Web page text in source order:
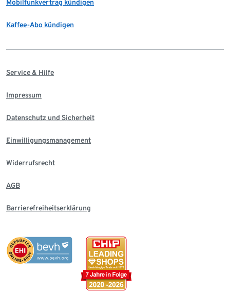
Mobilfunkvertrag kündigen
Kaffee-Abo kündigen
Service & Hilfe
Impressum
Datenschutz und Sicherheit
Einwilligungsmanagement
Widerrufsrecht
AGB
Barrierefreiheitserklärung